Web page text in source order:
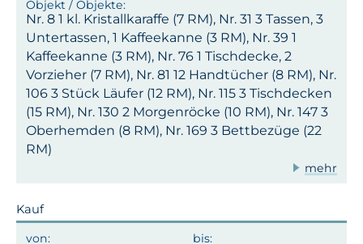
Nr. 8 1 kl. Kristallkaraffe (7 RM), Nr. 31 3 Tassen, 3
Untertassen, 1 Kaffeekanne (3 RM), Nr. 39 1
Kaffeekanne (3 RM), Nr. 76 1 Tischdecke, 2
Vorzieher (7 RM), Nr. 81 12 Handtücher (8 RM), Nr.
106 3 Stück Läufer (12 RM), Nr. 115 3 Tischdecken
(15 RM), Nr. 130 2 Morgenröcke (10 RM), Nr. 147 3
Oberhemden (8 RM), Nr. 169 3 Bettbezüge (22
RM)
mehr
Kauf